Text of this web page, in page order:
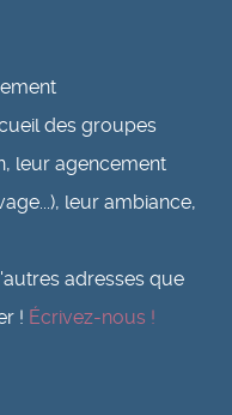
des groupes
leur agencement
leur ambiance,
adresses que
! Écrivez-nous !